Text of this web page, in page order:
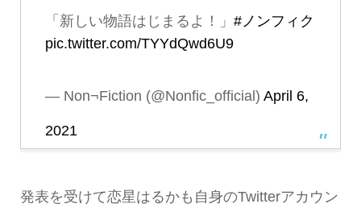
「新しい物語はじまるよ！」 #ノンフィク
pic.twitter.com/TYYdQwd6U9
— Non¬Fiction (@Nonfic_official) April 6,
2021
発表を受けて恋星はるかも自身のTwitterアカウン